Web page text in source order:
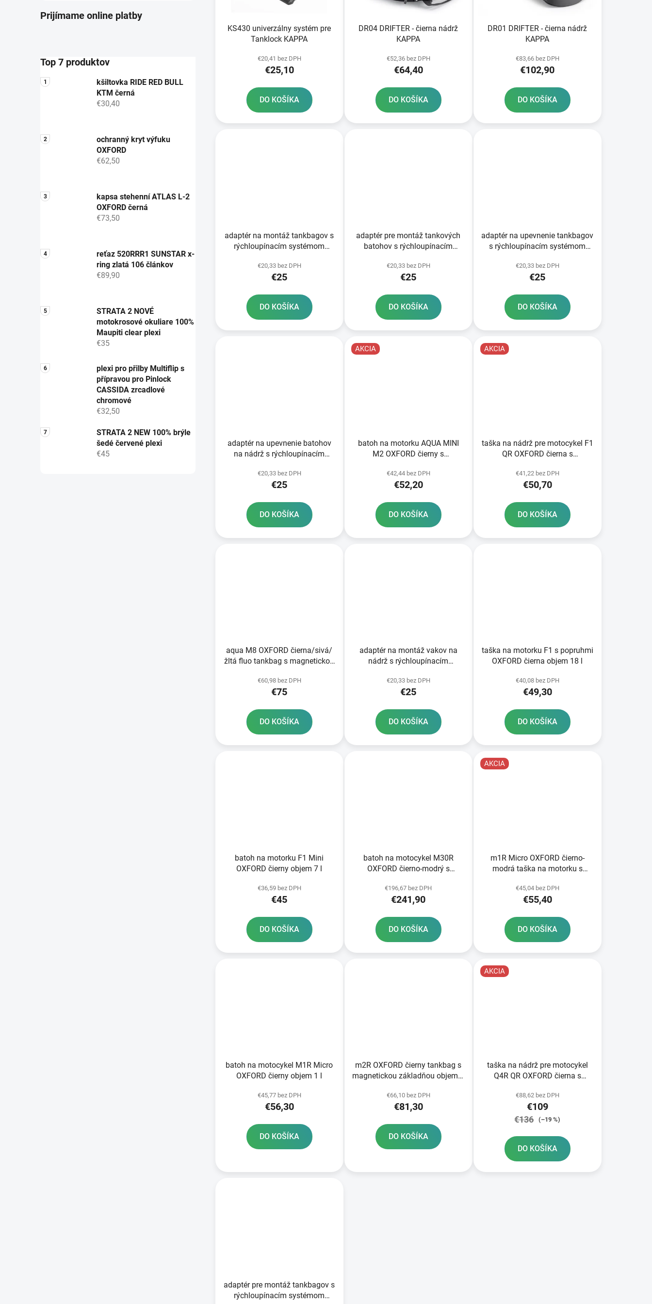
Prijímame online platby
Top 7 produktov
kšiltovka RIDE RED BULL
KTM černá
€30,40
ochranný kryt výfuku
OXFORD
€62,50
kapsa stehenní ATLAS L-2
OXFORD černá
€73,50
reťaz 520RRR1 SUNSTAR x-
ring zlatá 106 článkov
€89,90
STRATA 2 NOVÉ
motokrosové okuliare 100%
Maupiti clear plexi
€35
plexi pro přilby Multiflip s
přípravou pro Pinlock
CASSIDA zrcadlové
chromové
€32,50
STRATA 2 NEW 100% brýle
šedé červené plexi
€45
o
KS430 univerzálny systém pre
Tanklock KAPPA
€20,41 bez DPH
€25,10
DO KOŠÍKA
DR04 DRIFTER - čierna nádrž
KAPPA
€52,36 bez DPH
€64,40
DO KOŠÍKA
DR01 DRIFTER - čierna nádrž
KAPPA
€83,66 bez DPH
€102,90
DO KOŠÍKA
adaptér na montáž tankbagov s
rýchloupínacím systémom
Yamaha/Ducati/MV Agusta 5
skrutiek
€20,33 bez DPH
€25
DO KOŠÍKA
adaptér pre montáž tankových
batohov s rýchloupínacím
skrutiek
€20,33 bez DPH
€25
DO KOŠÍKA
adaptér na upevnenie tankbagov
s rýchloupínacím systémom
Aprilia/KTM/Kawasaki/Triumph
6 skrutiek
€20,33 bez DPH
€25
DO KOŠÍKA
adaptér na upevnenie batohov
na nádrž s rýchloupínacím
motocykle Suzuki 5 skrutiek
€20,33 bez DPH
€25
DO KOŠÍKA
AKCIA
batoh na motorku AQUA MINI
M2 OXFORD čierny s
l
€42,44 bez DPH
€52,20
DO KOŠÍKA
AKCIA
taška na nádrž pre motocykel F1
QR OXFORD čierna s
uzávery nádrže objem 18 l
€41,22 bez DPH
€50,70
DO KOŠÍKA
aqua M8 OXFORD čierna/sivá/
žltá fluo tankbag s magnetickou
€60,98 bez DPH
€75
DO KOŠÍKA
adaptér na montáž vakov na
nádrž s rýchloupínacím
skrutky
€20,33 bez DPH
€25
DO KOŠÍKA
taška na motorku F1 s popruhmi
OXFORD čierna objem 18 l
€40,08 bez DPH
€49,30
DO KOŠÍKA
batoh na motorku F1 Mini
OXFORD čierny objem 7 l
€36,59 bez DPH
€45
DO KOŠÍKA
batoh na motocykel M30R
OXFORD čierno-modrý s
30 l
€196,67 bez DPH
€241,90
DO KOŠÍKA
AKCIA
m1R Micro OXFORD čierno-
modrá taška na motorku s
€45,04 bez DPH
€55,40
DO KOŠÍKA
batoh na motocykel M1R Micro
OXFORD čierny objem 1 l
€45,77 bez DPH
€56,30
DO KOŠÍKA
m2R OXFORD čierny tankbag s
magnetickou základňou objem 2
€66,10 bez DPH
€81,30
DO KOŠÍKA
AKCIA
taška na nádrž pre motocykel
Q4R QR OXFORD čierna s
uzávery nádrže objem 4 l
€88,62 bez DPH
€109
€136 (–19 %)
DO KOŠÍKA
adaptér pre montáž tankbagov s
rýchloupínacím systémom